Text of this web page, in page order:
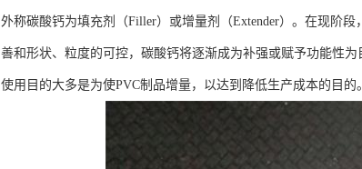
外称碳酸钙为填充剂（Filler）或增量剂（Extender）。在现阶
善和形状、粒度的可控，碳酸钙将逐渐成为补强或赋予功能性
使用目的大多是为使PVC制品增量，以达到降低生产成本的目的。